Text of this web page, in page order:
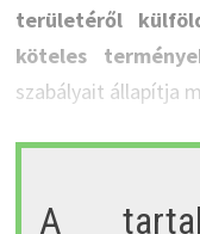
területéről
köteles
szabályait állapítja
A